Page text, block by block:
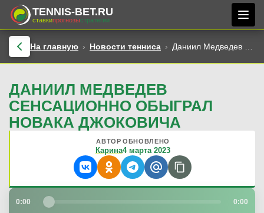
TENNIS-BET.RU
ставкипрогнозыстратегии
На главную Новости тенниса Даниил Медведев сенсационно обыграл Новака Джоковича
ДАНИИЛ МЕДВЕДЕВ
СЕНСАЦИОННО ОБЫГРАЛ
НОВАКА ДЖОКОВИЧА
АВТОР
Карина
ОБНОВЛЕНО
4 марта 2023
0:00 0:00